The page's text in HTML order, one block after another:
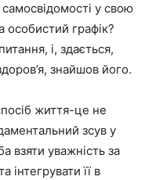
у свою
особистий графік?
і, здається,
знайшов його.
життя-це не
зсув у
взяти уважність за
інтегрувати її в